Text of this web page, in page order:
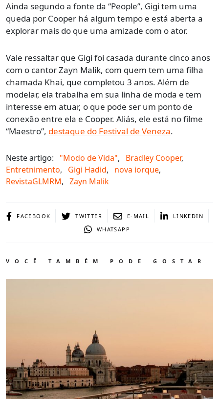
Ainda segundo a fonte da “People”, Gigi tem uma
queda por Cooper há algum tempo e está aberta a
explorar mais do que uma amizade com o ator.
Vale ressaltar que Gigi foi casada durante cinco anos
com o cantor Zayn Malik, com quem tem uma filha
chamada Khai, que completou 3 anos. Além de
modelar, ela trabalha em sua linha de moda e tem
interesse em atuar, o que pode ser um ponto de
conexão entre ela e Cooper. Aliás, ele está no filme
“Maestro”, destaque do Festival de Veneza.
Neste artigo: "Modo de Vida", Bradley Cooper,
Entretnimento, Gigi Hadid, nova iorque,
RevistaGLMRM, Zayn Malik
FACEBOOK TWITTER E-MAIL
LINKEDIN
WHATSAPP
VOCÊ TAMBÉM PODE GOSTAR